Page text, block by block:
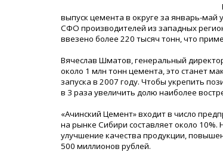
выпуск цемента в округе за январь-май
СФО производителей из западных
ввезено более 220 тысяч тонн, что
Вячеслав Шматов, генеральный
около 1 млн тонн цемента, это станет
запуска в 2007 году. Чтобы укрепить
в 3 раза увеличить долю наиболее
«Ачинский Цемент» входит в число
на рынке Сибири составляет около
улучшение качества продукции,
500 миллионов рублей.